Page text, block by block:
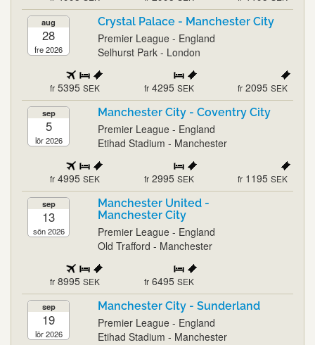
aug
28
fre 2026
Crystal Palace - Manchester City
Premier League - England
Selhurst Park - London
fr 5395 SEK fr 4295 SEK fr 2095 SEK
sep
5
lör 2026
Manchester City - Coventry City
Premier League - England
Etihad Stadium - Manchester
fr 4995 SEK fr 2995 SEK fr 1195 SEK
sep
13
sön 2026
Manchester United -
Manchester City
Premier League - England
Old Trafford - Manchester
fr 8995 SEK fr 6495 SEK
sep
19
lör 2026
Manchester City - Sunderland
Premier League - England
Etihad Stadium - Manchester